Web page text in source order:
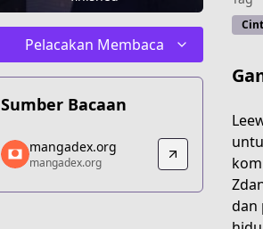
Pelacakan Membaca
Sumber Bacaan
mangadex.org
mangadex.org
https://mangadex.org/title/b92b3fbd-
mangadex.org
mangadex.org
dan